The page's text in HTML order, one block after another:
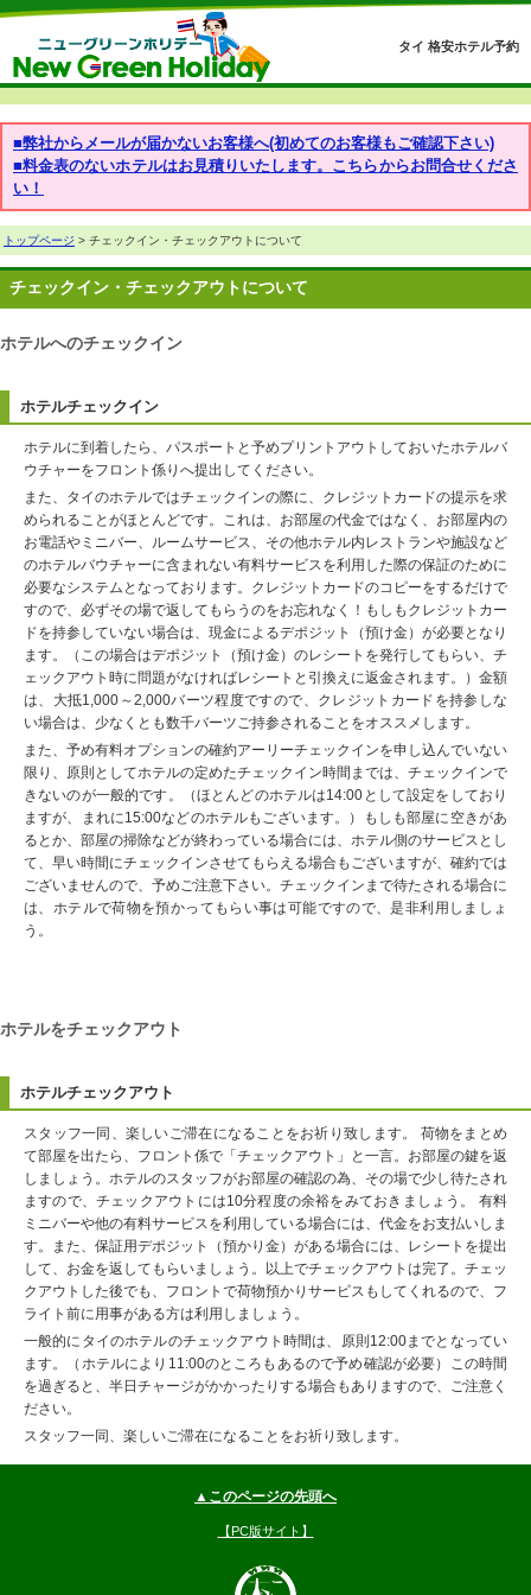
タイ 格安ホテル予約
■弊社からメールが届かないお客様へ(初めてのお客様もご確認下さい)
■料金表のないホテルはお見積りいたします。こちらからお問合せくださ
い！
トップページ > チェックイン・チェックアウトについて
チェックイン・チェックアウトについて
ホテルへのチェックイン
ホテルチェックイン
ホテルに到着したら、パスポートと予めプリントアウトしておいたホテルバ
ウチャーをフロント係りへ提出してください。
また、タイのホテルではチェックインの際に、クレジットカードの提示を求
められることがほとんどです。これは、お部屋の代金ではなく、お部屋内の
お電話やミニバー、ルームサービス、その他ホテル内レストランや施設など
のホテルバウチャーに含まれない有料サービスを利用した際の保証のために
必要なシステムとなっております。クレジットカードのコピーをするだけで
すので、必ずその場で返してもらうのをお忘れなく！もしもクレジットカー
ドを持参していない場合は、現金によるデポジット（預け金）が必要となり
ます。（この場合はデポジット（預け金）のレシートを発行してもらい、チ
ェックアウト時に問題がなければレシートと引換えに返金されます。）金額
は、大抵1,000～2,000バーツ程度ですので、クレジットカードを持参しな
い場合は、少なくとも数千バーツご持参されることをオススメします。
また、予め有料オプションの確約アーリーチェックインを申し込んでいない
限り、原則としてホテルの定めたチェックイン時間までは、チェックインで
きないのが一般的です。（ほとんどのホテルは14:00として設定をしており
ますが、まれに15:00などのホテルもございます。）もしも部屋に空きがあ
るとか、部屋の掃除などが終わっている場合には、ホテル側のサービスとし
て、早い時間にチェックインさせてもらえる場合もございますが、確約では
ございませんので、予めご注意下さい。チェックインまで待たされる場合に
は、ホテルで荷物を預かってもらい事は可能ですので、是非利用しましょ
う。
ホテルをチェックアウト
ホテルチェックアウト
スタッフ一同、楽しいご滞在になることをお祈り致します。 荷物をまとめ
て部屋を出たら、フロント係で「チェックアウト」と一言。お部屋の鍵を返
しましょう。ホテルのスタッフがお部屋の確認の為、その場で少し待たされ
ますので、チェックアウトには10分程度の余裕をみておきましょう。 有料
ミニバーや他の有料サービスを利用している場合には、代金をお支払いしま
す。また、保証用デポジット（預かり金）がある場合には、レシートを提出
して、お金を返してもらいましょう。以上でチェックアウトは完了。チェッ
クアウトした後でも、フロントで荷物預かりサービスもしてくれるので、フ
ライト前に用事がある方は利用しましょう。
一般的にタイのホテルのチェックアウト時間は、原則12:00までとなってい
ます。（ホテルにより11:00のところもあるので予め確認が必要）この時間
を過ぎると、半日チャージがかかったりする場合もありますので、ご注意く
ださい。
スタッフ一同、楽しいご滞在になることをお祈り致します。
▲このページの先頭へ
【PC版サイト】